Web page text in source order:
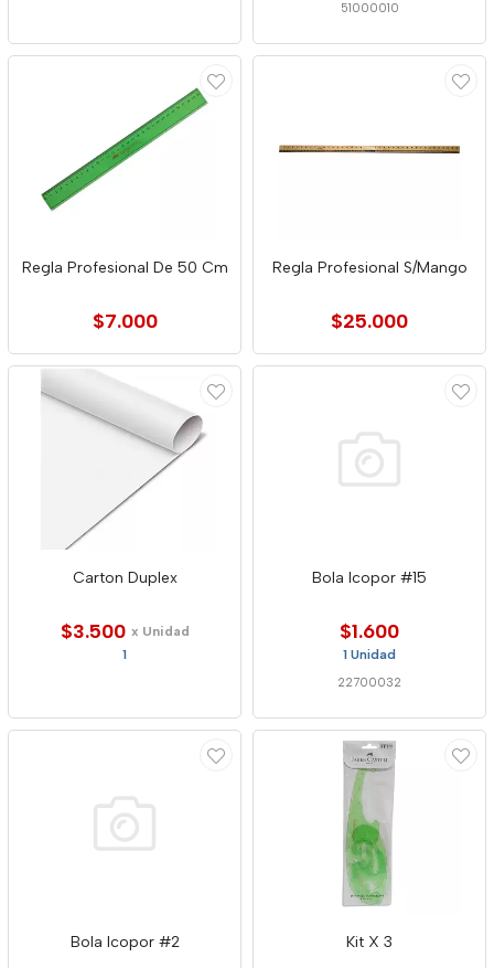
51000010
Regla Profesional De 50 Cm
$7.000
Regla Profesional S/Mango
$25.000
Carton Duplex
$3.500 x Unidad
1
Bola Icopor #15
$1.600
1 Unidad
22700032
Bola Icopor #2 Kit X 3